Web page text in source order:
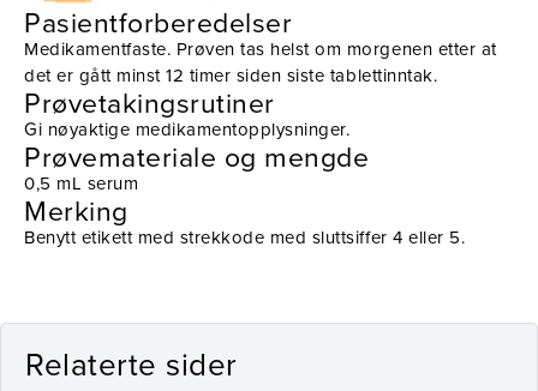
Pasientforberedelser
Medikamentfaste. Prøven tas helst om morgenen etter at
det er gått minst 12 timer siden siste tablettinntak.
Prøvetakingsrutiner
Gi nøyaktige medikamentopplysninger.
Prøvemateriale og mengde
0,5 mL serum
Merking
Benytt etikett med strekkode med sluttsiffer 4 eller 5.
Relaterte sider